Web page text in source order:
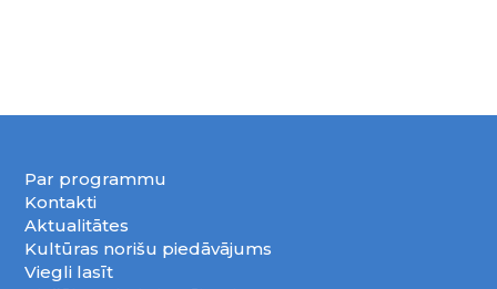
Par programmu
Kontakti
Aktualitātes
Kultūras norišu piedāvājums
Viegli lasīt